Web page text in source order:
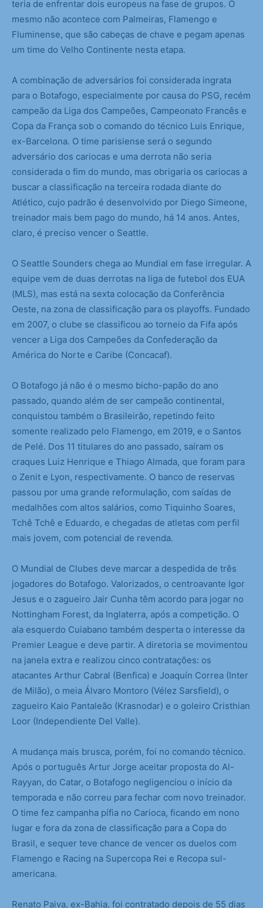
teria de enfrentar dois europeus na fase de grupos. O
mesmo não acontece com Palmeiras, Flamengo e
Fluminense, que são cabeças de chave e pegam apenas
um time do Velho Continente nesta etapa.
A combinação de adversários foi considerada ingrata
para o Botafogo, especialmente por causa do PSG, recém
campeão da Liga dos Campeões, Campeonato Francês e
Copa da França sob o comando do técnico Luis Enrique,
ex-Barcelona. O time parisiense será o segundo
adversário dos cariocas e uma derrota não seria
considerada o fim do mundo, mas obrigaria os cariocas a
buscar a classificação na terceira rodada diante do
Atlético, cujo padrão é desenvolvido por Diego Simeone,
treinador mais bem pago do mundo, há 14 anos. Antes,
claro, é preciso vencer o Seattle.
O Seattle Sounders chega ao Mundial em fase irregular. A
equipe vem de duas derrotas na liga de futebol dos EUA
(MLS), mas está na sexta colocação da Conferência
Oeste, na zona de classificação para os playoffs. Fundado
em 2007, o clube se classificou ao torneio da Fifa após
vencer a Liga dos Campeões da Confederação da
América do Norte e Caribe (Concacaf).
O Botafogo já não é o mesmo bicho-papão do ano
passado, quando além de ser campeão continental,
conquistou também o Brasileirão, repetindo feito
somente realizado pelo Flamengo, em 2019, e o Santos
de Pelé. Dos 11 titulares do ano passado, saíram os
craques Luiz Henrique e Thiago Almada, que foram para
o Zenit e Lyon, respectivamente. O banco de reservas
passou por uma grande reformulação, com saídas de
medalhões com altos salários, como Tiquinho Soares,
Tchê Tchê e Eduardo, e chegadas de atletas com perfil
mais jovem, com potencial de revenda.
O Mundial de Clubes deve marcar a despedida de três
jogadores do Botafogo. Valorizados, o centroavante Igor
Jesus e o zagueiro Jair Cunha têm acordo para jogar no
Nottingham Forest, da Inglaterra, após a competição. O
ala esquerdo Cuiabano também desperta o interesse da
Premier League e deve partir. A diretoria se movimentou
na janela extra e realizou cinco contratações: os
atacantes Arthur Cabral (Benfica) e Joaquín Correa (Inter
de Milão), o meia Álvaro Montoro (Vélez Sarsfield), o
zagueiro Kaio Pantaleão (Krasnodar) e o goleiro Cristhian
Loor (Independiente Del Valle).
A mudança mais brusca, porém, foi no comando técnico.
Após o português Artur Jorge aceitar proposta do Al-
Rayyan, do Catar, o Botafogo negligenciou o início da
temporada e não correu para fechar com novo treinador.
O time fez campanha pífia no Carioca, ficando em nono
lugar e fora da zona de classificação para a Copa do
Brasil, e sequer teve chance de vencer os duelos com
Flamengo e Racing na Supercopa Rei e Recopa sul-
americana.
Renato Paiva, ex-Bahia, foi contratado depois de 55 dias